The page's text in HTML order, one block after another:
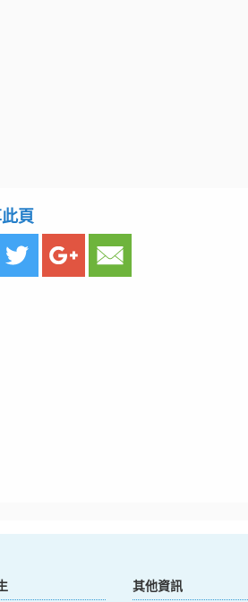
頁
其他資訊